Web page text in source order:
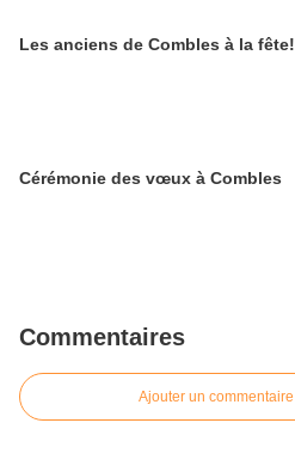
Les anciens de Combles à la fête!
Cérémonie des vœux à Combles
Commentaires
Ajouter un commentaire